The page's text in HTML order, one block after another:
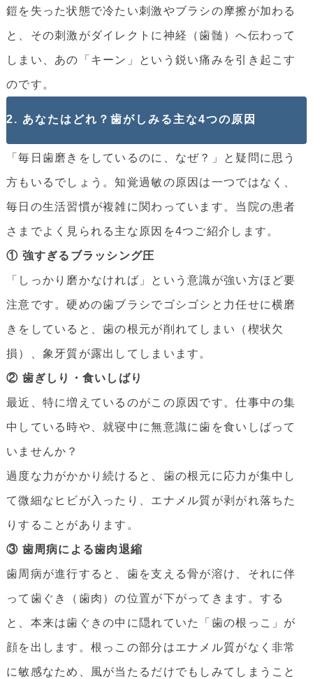
鎧を失った状態で冷たい刺激やブラシの摩擦が加わる
と、その刺激がダイレクトに神経（歯髄）へ伝わって
しまい、あの「キーン」という鋭い痛みを引き起こす
のです。
2. あなたはどれ？歯がしみる主な4つの原因
「毎日歯磨きをしているのに、なぜ？」と疑問に思う
方もいるでしょう。知覚過敏の原因は一つではなく、
毎日の生活習慣が複雑に関わっています。当院の患者
さまでよく見られる主な原因を4つご紹介します。
① 強すぎるブラッシング圧
「しっかり磨かなければ」という意識が強い方ほど要
注意です。硬めの歯ブラシでゴシゴシと力任せに横磨
きをしていると、歯の根元が削れてしまい（楔状欠
損）、象牙質が露出してしまいます。
② 歯ぎしり・食いしばり
最近、特に増えているのがこの原因です。仕事中の集
中している時や、就寝中に無意識に歯を食いしばって
いませんか？
過度な力がかかり続けると、歯の根元に応力が集中し
て微細なヒビが入ったり、エナメル質が剥がれ落ちた
りすることがあります。
③ 歯周病による歯肉退縮
歯周病が進行すると、歯を支える骨が溶け、それに伴
って歯ぐき（歯肉）の位置が下がってきます。する
と、本来は歯ぐきの中に隠れていた「歯の根っこ」が
顔を出します。根っこの部分はエナメル質がなく非常
に敏感なため、風が当たるだけでもしみてしまうこと